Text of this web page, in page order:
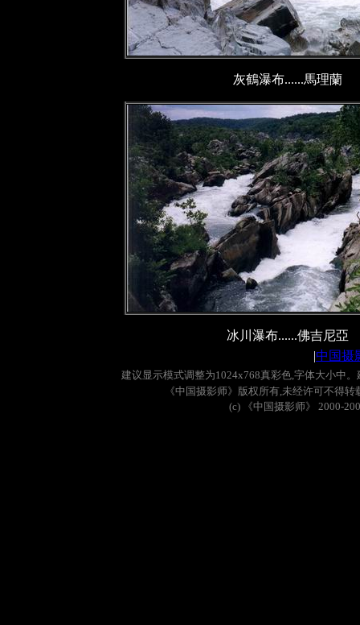
灰鶴瀑布......馬理蘭
冰川瀑布......佛吉尼亞
|中国摄
建议显示模式调整为1024x768真彩色,字体大小中。
《中国摄影师》版权所有,未经许可不得转
(c)
《中国摄影师》 2000-200